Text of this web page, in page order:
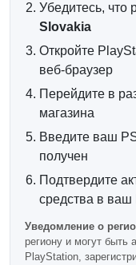
Премиум,
Покупок и
Коллекций
Цифровых
премиум
Доставка
Ваш код кошелька
после
отправляется на
быть использован
записи PlayStation.
Требуется
Запись
Убедитесь, что
Slovakia
Откройте
веб-браузер
Перейдите в
магазина
Введите ваш
получен
Подтвердите
средства в
Уведомление о
региону и могут быть
PlayStation,